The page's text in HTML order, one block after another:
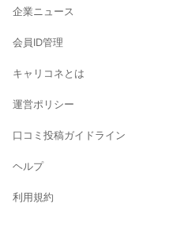
企業ニュース
会員ID管理
キャリコネとは
運営ポリシー
口コミ投稿ガイドライン
ヘルプ
利用規約